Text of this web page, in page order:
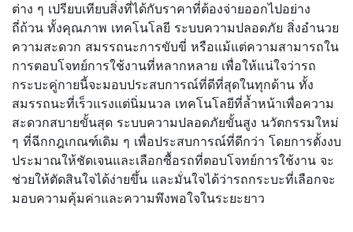
ต่าง ๆ เปรียบเทียบสิ่งที่ได้กับราคาที่ต้องจ่ายออกไปอย่าง
ถี่ถ้วน ทั้งคุณภาพ เทคโนโลยี ระบบความปลอดภัย สิ่งอำนวย
ความสะดวก สมรรถนะการขับขี่ หรือแม้แต่ความสามารถใน
การตอบโจทย์การใช้งานที่หลากหลาย เพื่อให้แน่ใจว่ารถ
กระบะคู่กายนี้จะมอบประสบการณ์ที่ดีที่สุดในทุกด้าน ทั้ง
สมรรถนะที่เร็วแรงแต่นิ่มนวล เทคโนโลยีที่ล้ำหน้าเพื่อความ
สะดวกสบายขั้นสุด ระบบความปลอดภัยขั้นสูง นวัตกรรมใหม่
ๆ ที่ฉีกกฎเกณฑ์เดิม ๆ เพื่อประสบการณ์ที่ดีกว่า โดยการตั้งงบ
ประมาณให้ชัดเจนและเลือกซื้อรถที่ตอบโจทย์การใช้งาน จะ
ช่วยให้ตัดสินใจได้ง่ายขึ้น และมั่นใจได้ว่ารถกระบะที่เลือกจะ
มอบความคุ้มค่าและความพึงพอใจในระยะยาว